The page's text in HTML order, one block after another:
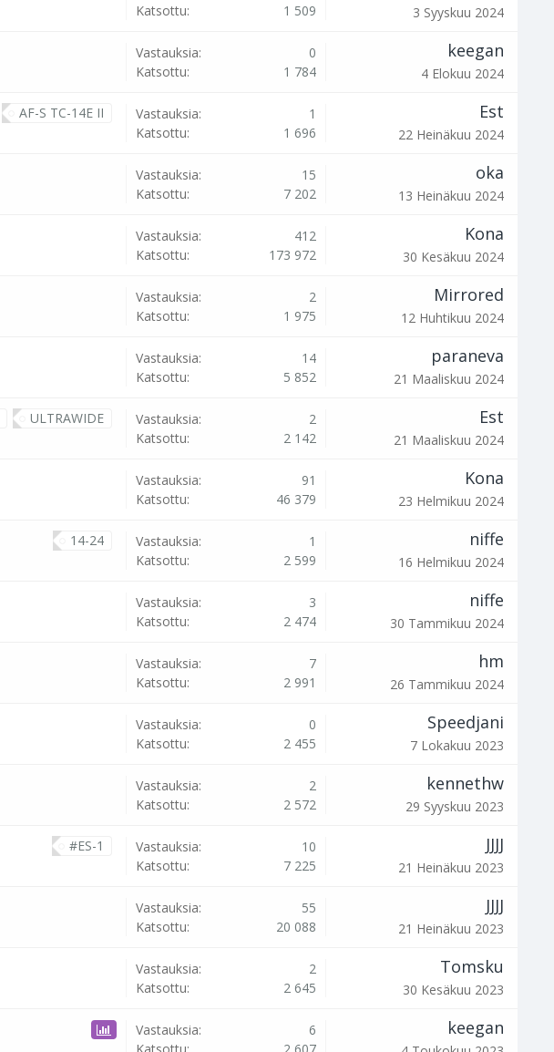
Katsottu:
1 509 3 Syyskuu 2024
Vastauksia:
0
Katsottu:
1 784
keegan
4 Elokuu 2024
AF-S TC-14E II
Vastauksia:
1
Katsottu:
1 696
Est
22 Heinäkuu 2024
Vastauksia:
15
Katsottu:
7 202
oka
13 Heinäkuu 2024
Vastauksia:
412
Katsottu:
173 972
Kona
30 Kesäkuu 2024
Vastauksia:
2
Katsottu:
1 975
Mirrored
12 Huhtikuu 2024
Vastauksia:
14
Katsottu:
5 852
paraneva
21 Maaliskuu 2024
ULTRAWIDE
Vastauksia:
2
Katsottu:
2 142
Est
21 Maaliskuu 2024
Vastauksia:
91
Katsottu:
46 379
Kona
23 Helmikuu 2024
14-24
Vastauksia:
1
Katsottu:
2 599
niffe
16 Helmikuu 2024
Vastauksia:
3
Katsottu:
2 474
niffe
30 Tammikuu 2024
Vastauksia:
7
Katsottu:
2 991
hm
26 Tammikuu 2024
Vastauksia:
0
Katsottu:
2 455
Speedjani
7 Lokakuu 2023
Vastauksia:
2
Katsottu:
2 572
kennethw
29 Syyskuu 2023
#ES-1
Vastauksia:
10
Katsottu:
7 225
JJJJ
21 Heinäkuu 2023
Vastauksia:
55
Katsottu:
20 088
JJJJ
21 Heinäkuu 2023
Vastauksia:
2
Katsottu:
2 645
Tomsku
30 Kesäkuu 2023
Vastauksia:
6
keegan